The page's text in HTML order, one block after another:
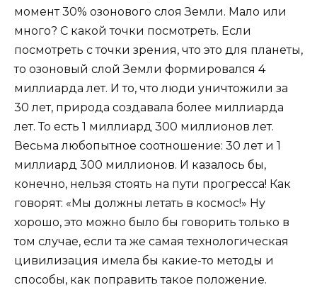
момент 30% озонового слоя Земли. Мало или
много? С какой точки посмотреть. Если
посмотреть с точки зрения, что это для планеты,
то озоновый слой Земли формировался 4
миллиарда лет. И то, что люди уничтожили за
30 лет, природа создавала более миллиарда
лет. То есть 1 миллиард 300 миллионов лет.
Весьма любопытное соотношение: 30 лет и 1
миллиард 300 миллионов. И казалось бы,
конечно, нельзя стоять на пути прогресса! Как
говорят: «Мы должны летать в космос!» Ну
хорошо, это можно было бы говорить только в
том случае, если та же самая технологическая
цивилизация имела бы какие-то методы и
способы, как поправить такое положение.